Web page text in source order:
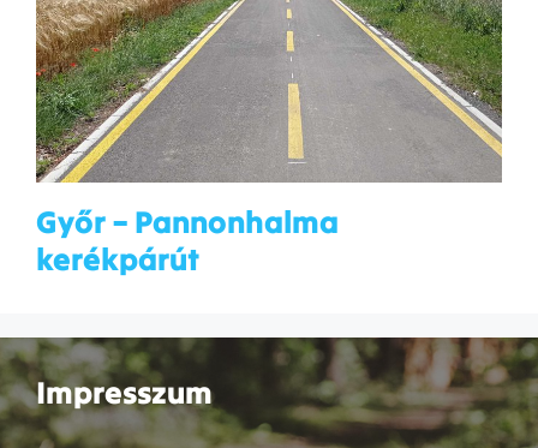
Győr – Pannonhalma
kerékpárút
Impresszum